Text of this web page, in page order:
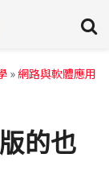
»網路與軟體應用
的也